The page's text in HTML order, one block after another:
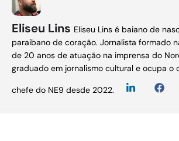
Eliseu Lins Eliseu Lins é baiano de
paraibano de coração. Jornalista formado
de 20 anos de atuação na imprensa do
graduado em jornalismo cultural e ocupa o
chefe do NE9 desde 2022.